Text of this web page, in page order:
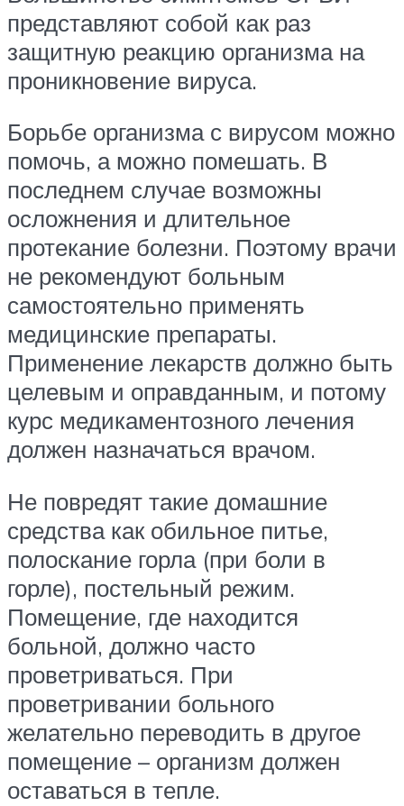
представляют собой как раз
защитную реакцию организма на
проникновение вируса.
Борьбе организма с вирусом можно
помочь, а можно помешать. В
последнем случае возможны
осложнения и длительное
протекание болезни. Поэтому врачи
не рекомендуют больным
самостоятельно применять
медицинские препараты.
Применение лекарств должно быть
целевым и оправданным, и потому
курс медикаментозного лечения
должен назначаться врачом.
Не повредят такие домашние
средства как обильное питье,
полоскание горла (при боли в
горле), постельный режим.
Помещение, где находится
больной, должно часто
проветриваться. При
проветривании больного
желательно переводить в другое
помещение – организм должен
оставаться в тепле.